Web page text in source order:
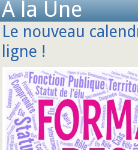
A la Une
Le nouveau
ligne !